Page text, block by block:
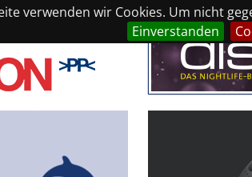
verwenden wir Cookies. Um nicht
Einverstanden